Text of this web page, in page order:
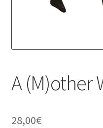
A (M)other
28,00€